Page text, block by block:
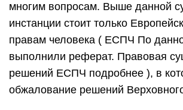
многим вопросам. Выше данной
инстанции стоит только
правам человека ( ЕСПЧ По
выполнили реферат. Правовая
решений ЕСПЧ подробнее ), в
обжалование решений